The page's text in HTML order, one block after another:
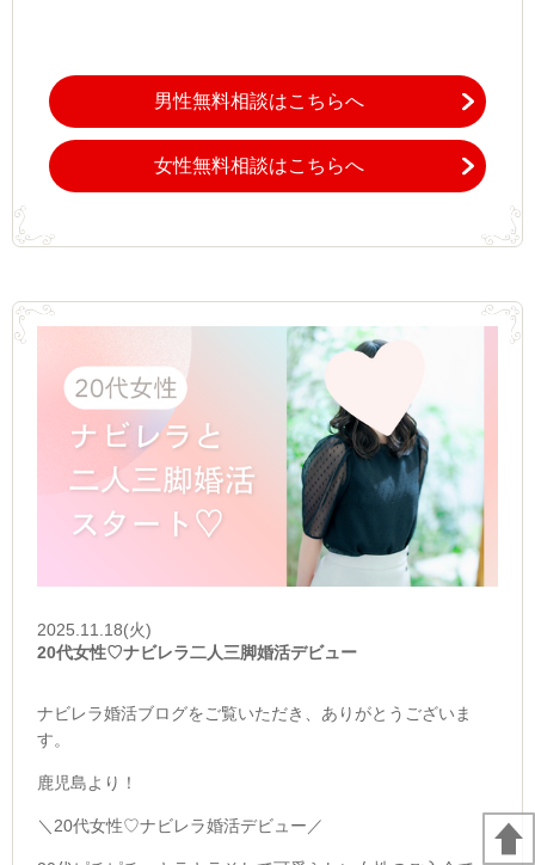
男性無料相談はこちらへ
女性無料相談はこちらへ
2025.11.18(火)
20代女性♡ナビレラ二人三脚婚活デビュー
ナビレラ婚活ブログをご覧いただき、ありがとうございま
す。
鹿児島より！
＼20代女性♡ナビレラ婚活デビュー／